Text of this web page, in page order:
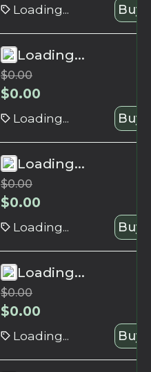
Loading... Buy
Loading...
$0.00
$0.00
Loading... Buy
Loading...
$0.00
$0.00
Loading... Buy
Loading...
$0.00
$0.00
Loading... Buy